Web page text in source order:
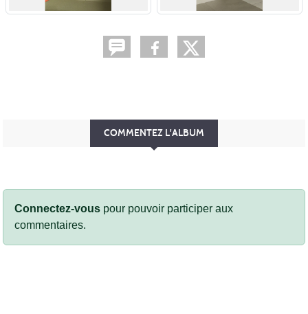
COMMENTEZ L'ALBUM
Connectez-vous pour pouvoir participer aux
commentaires.